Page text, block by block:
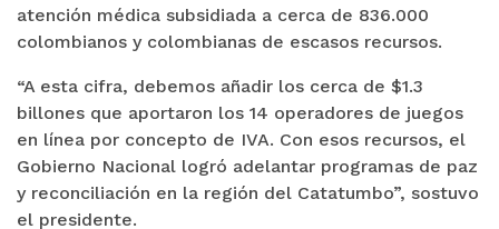
atención médica subsidiada a cerca de 836.000
colombianos y colombianas de escasos recursos.
“A esta cifra, debemos añadir los cerca de $1.3
billones que aportaron los 14 operadores de juegos
en línea por concepto de IVA. Con esos recursos, el
Gobierno Nacional logró adelantar programas de paz
y reconciliación en la región del Catatumbo”, sostuvo
el presidente.